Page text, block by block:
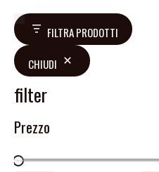
FILTRA PRODOTTI
CHIUDI
filter
Prezzo
D
s
p
o
n